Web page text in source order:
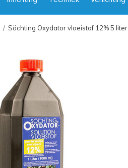
Söchting Oxydator vloeistof 12% 5 liter